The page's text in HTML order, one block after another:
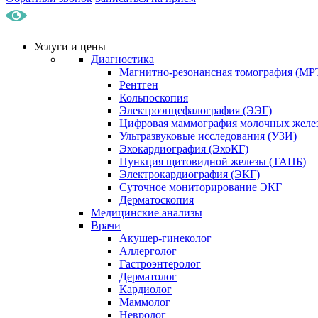
Услуги и цены
Диагностика
Магнитно-резонансная томография
Рентген
Кольпоскопия
Электроэнцефалография (ЭЭГ)
Цифровая маммография молочных
Ультразвуковые исследования (УЗИ)
Эхокардиография (ЭхоКГ)
Пункция щитовидной железы (ТАПБ)
Электрокардиография (ЭКГ)
Суточное мониторирование ЭКГ
Дерматоскопия
Медицинские анализы
Врачи
Акушер-гинеколог
Аллерголог
Гастроэнтеролог
Дерматолог
Кардиолог
Маммолог
Невролог